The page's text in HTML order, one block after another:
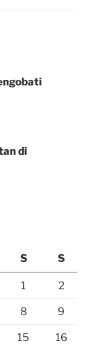
di
S S
1 2
8 9
15 16